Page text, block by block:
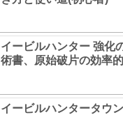
イービルハンター 強化
術書、原始破片の効率
イービルハンタータウ